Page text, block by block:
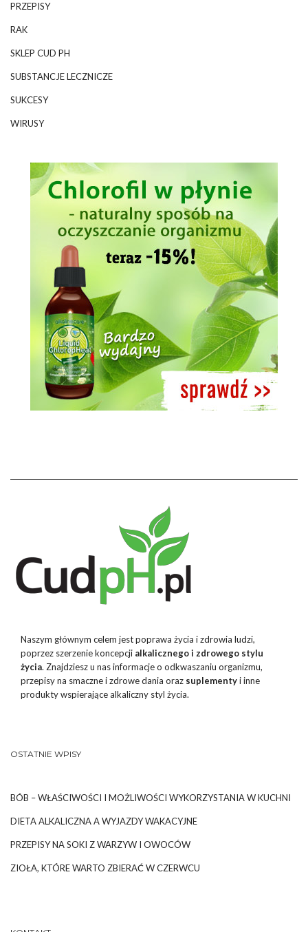
PRZEPISY
RAK
SKLEP CUD PH
SUBSTANCJE LECZNICZE
SUKCESY
WIRUSY
Naszym głównym celem jest poprawa życia i zdrowia ludzi,
poprzez szerzenie koncepcji alkalicznego i zdrowego stylu
życia. Znajdziesz u nas informacje o odkwaszaniu organizmu,
przepisy na smaczne i zdrowe dania oraz suplementyi inne
produkty wspierające alkaliczny styl życia.
OSTATNIE WPISY
BÓB – WŁAŚCIWOŚCI I MOŻLIWOŚCI WYKORZYSTANIA W KUCHNI
DIETA ALKALICZNA A WYJAZDY WAKACYJNE
PRZEPISY NA SOKI Z WARZYW I OWOCÓW
ZIOŁA, KTÓRE WARTO ZBIERAĆ W CZERWCU